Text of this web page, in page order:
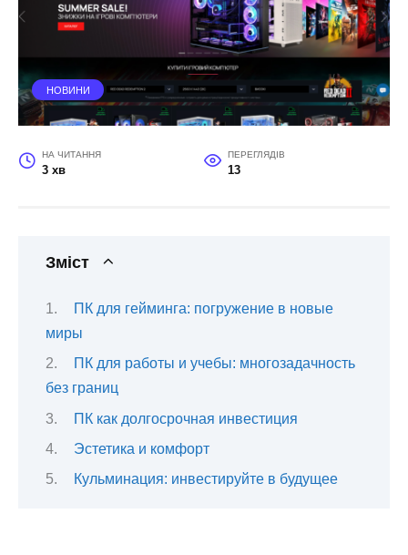
НОВИНИ
НА ЧИТАННЯ
3 хв
ПЕРЕГЛЯДІВ
13
Зміст
ПК для гейминга: погружение в новые
миры
ПК для работы и учебы: многозадачность
без границ
ПК как долгосрочная инвестиция
Эстетика и комфорт
Кульминация: инвестируйте в будущее